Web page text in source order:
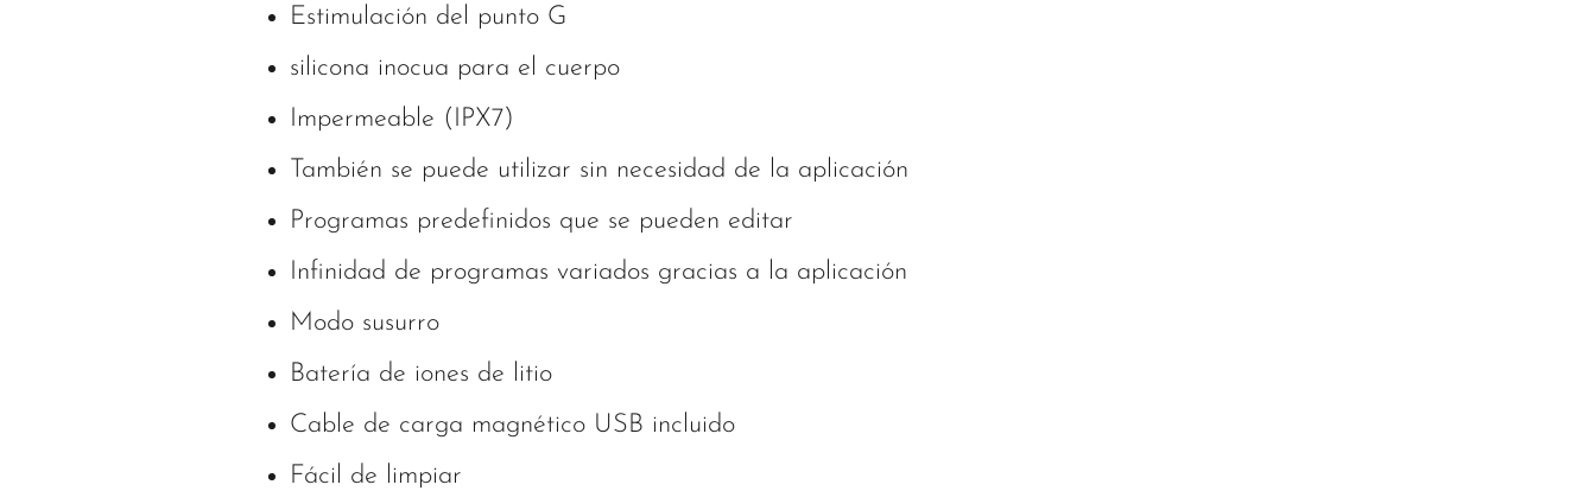
Estimulación del punto G
silicona inocua para el cuerpo
Impermeable (IPX7)
También se puede utilizar sin necesidad de la aplicación
Programas predefinidos que se pueden editar
Infinidad de programas variados gracias a la aplicación
Modo susurro
Batería de iones de litio
Cable de carga magnético USB incluido
Fácil de limpiar